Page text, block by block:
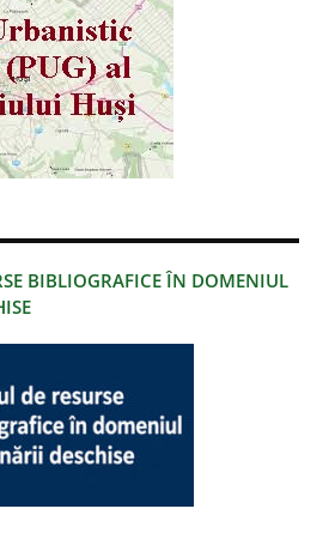
BIBLIOGRAFICE ÎN DOMENIUL